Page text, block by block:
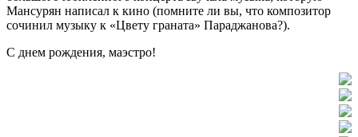
Мансурян написал к кино (помните ли вы, что композитор
сочинил музыку к «Цвету граната» Параджанова?).
С днем рождения, маэстро!